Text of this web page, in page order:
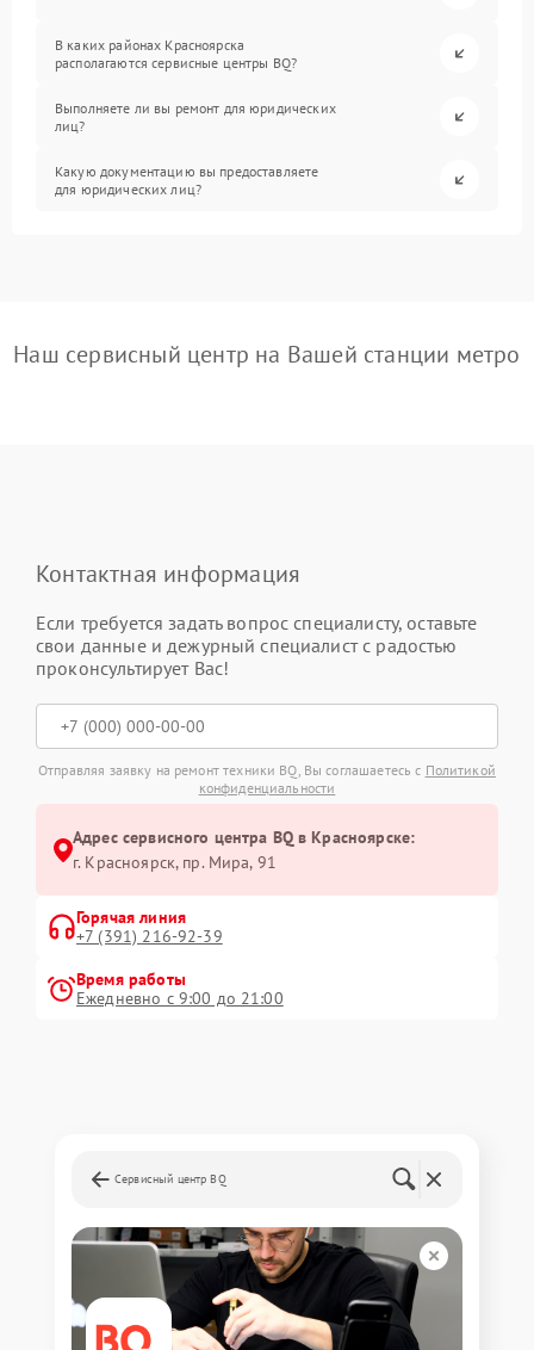
В каких районах Красноярска
располагаются сервисные центры BQ?
Выполняете ли вы ремонт для юридических
лиц?
Какую документацию вы предоставляете
для юридических лиц?
Наш сервисный центр на Вашей станции метро
Контактная информация
Если требуется задать вопрос специалисту, оставьте
свои данные и дежурный специалист с радостью
проконсультирует Вас!
Отправляя заявку на ремонт техники BQ, Вы соглашаетесь с Политикой
конфиденциальности
Адрес сервисного центра BQ в Красноярске:
г. Красноярск, ​пр. Мира, 91
Горячая линия
+7 (391) 216-92-39
Время работы
Ежедневно с 9:00 до 21:00
Сервисный центр BQ